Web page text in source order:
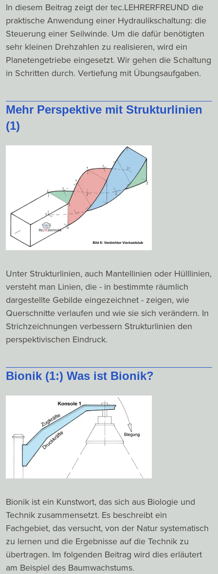
In diesem Beitrag zeigt der tec.LEHRERFREUND die
praktische Anwendung einer Hydraulikschaltung: die
Steuerung einer Seilwinde. Um die dafür benötigten
sehr kleinen Drehzahlen zu realisieren, wird ein
Planetengetriebe eingesetzt. Wir gehen die Schaltung
in Schritten durch. Vertiefung mit Übungsaufgaben.
Mehr Perspektive mit Strukturlinien
(1)
Unter Strukturlinien, auch Mantellinien oder Hülllinien,
versteht man Linien, die - in bestimmte räumlich
dargestellte Gebilde eingezeichnet - zeigen, wie
Querschnitte verlaufen und wie sie sich verändern. In
Strichzeichnungen verbessern Strukturlinien den
perspektivischen Eindruck.
Bionik (1:) Was ist Bionik?
Bionik ist ein Kunstwort, das sich aus Biologie und
Technik zusammensetzt. Es beschreibt ein
Fachgebiet, das versucht, von der Natur systematisch
zu lernen und die Ergebnisse auf die Technik zu
übertragen. Im folgenden Beitrag wird dies erläutert
am Beispiel des Baumwachstums.